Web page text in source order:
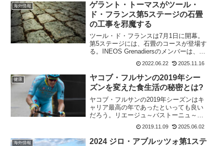
認でないステージレースが数...
海外情報
ゲラント・トーマスがツール・
ド・フランス第5ステージの石畳
の工事を邪魔する
ツール・ド・フランスは7月1日に開幕。
第5ステージには、石畳のコースが登場す
る。INEOS Grenadiersのメンバーは、ツ
ール・ド・スイスの翌日にパヴェのコー
スを視察。だけど、石畳は工事中だっ
た。工事の邪魔以下はゲラント・トーマ
スのツ...
2022.06.22 2025.11.16
健康
ヤコブ・フルサンの2019年シー
ズンを変えた食生活の秘密とは?
ヤコブ・フルサンの2019年シーズンはキ
ャリア最高の年であったといっても良い
だろう。リエージュ～バストーニュ～リ
エージュ、 クリテリウム・デュ・ドーフ
ィネ、ルタ・デル・ソルでの勝利に加
え、ブエルタ・ア・エスパーニャとティ
2019.11.09 2025.06.02
海外情報
2024 ジロ・アブルッツォ第1ステ